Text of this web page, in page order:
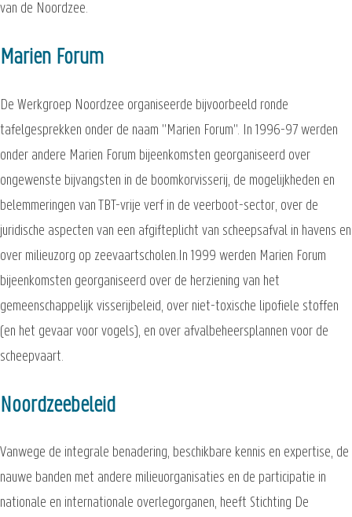
van de Noordzee.
Marien Forum
De Werkgroep Noordzee organiseerde bijvoorbeeld ronde
tafelgesprekken onder de naam "Marien Forum". In 1996-97 werden
onder andere Marien Forum bijeenkomsten georganiseerd over
ongewenste bijvangsten in de boomkorvisserij, de mogelijkheden en
belemmeringen van TBT-vrije verf in de veerboot-sector, over de
juridische aspecten van een afgifteplicht van scheepsafval in havens en
over milieuzorg op zeevaartscholen.In 1999 werden Marien Forum
bijeenkomsten georganiseerd over de herziening van het
gemeenschappelijk visserijbeleid, over niet-toxische lipofiele stoffen
(en het gevaar voor vogels), en over afvalbeheersplannen voor de
scheepvaart.
Noordzeebeleid
Vanwege de integrale benadering, beschikbare kennis en expertise, de
nauwe banden met andere milieuorganisaties en de participatie in
nationale en internationale overlegorganen, heeft Stichting De